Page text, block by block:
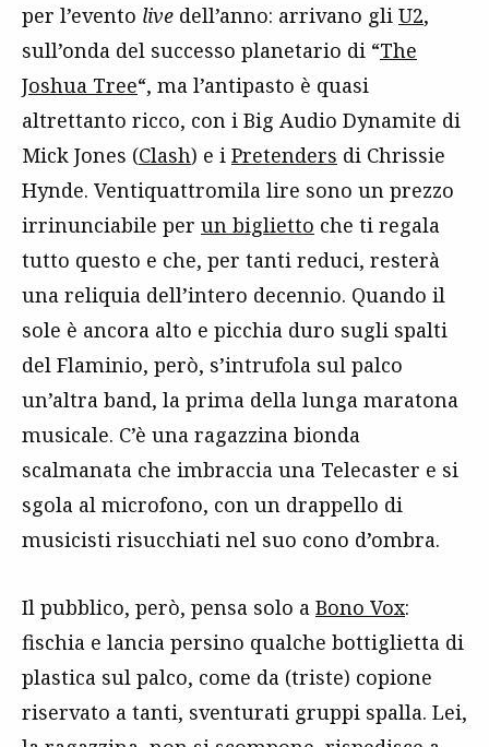
per l’evento live dell’anno: arrivano gli U2,
sull’onda del successo planetario di “The
Joshua Tree“, ma l’antipasto è quasi
altrettanto ricco, con i Big Audio Dynamite di
Mick Jones (Clash) e i Pretenders di Chrissie
Hynde. Ventiquattromila lire sono un prezzo
irrinunciabile per un biglietto che ti regala
tutto questo e che, per tanti reduci, resterà
una reliquia dell’intero decennio. Quando il
sole è ancora alto e picchia duro sugli spalti
del Flaminio, però, s’intrufola sul palco
un’altra band, la prima della lunga maratona
musicale. C’è una ragazzina bionda
scalmanata che imbraccia una Telecaster e si
sgola al microfono, con un drappello di
musicisti risucchiati nel suo cono d’ombra.
Il pubblico, però, pensa solo a Bono Vox:
fischia e lancia persino qualche bottiglietta di
plastica sul palco, come da (triste) copione
riservato a tanti, sventurati gruppi spalla. Lei,